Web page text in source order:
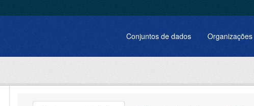
Conjuntos de dados Organizações